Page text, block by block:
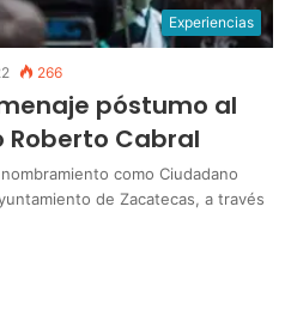
Experiencias
266
póstumo al
Cabral
como Ciudadano
de Zacatecas, a través